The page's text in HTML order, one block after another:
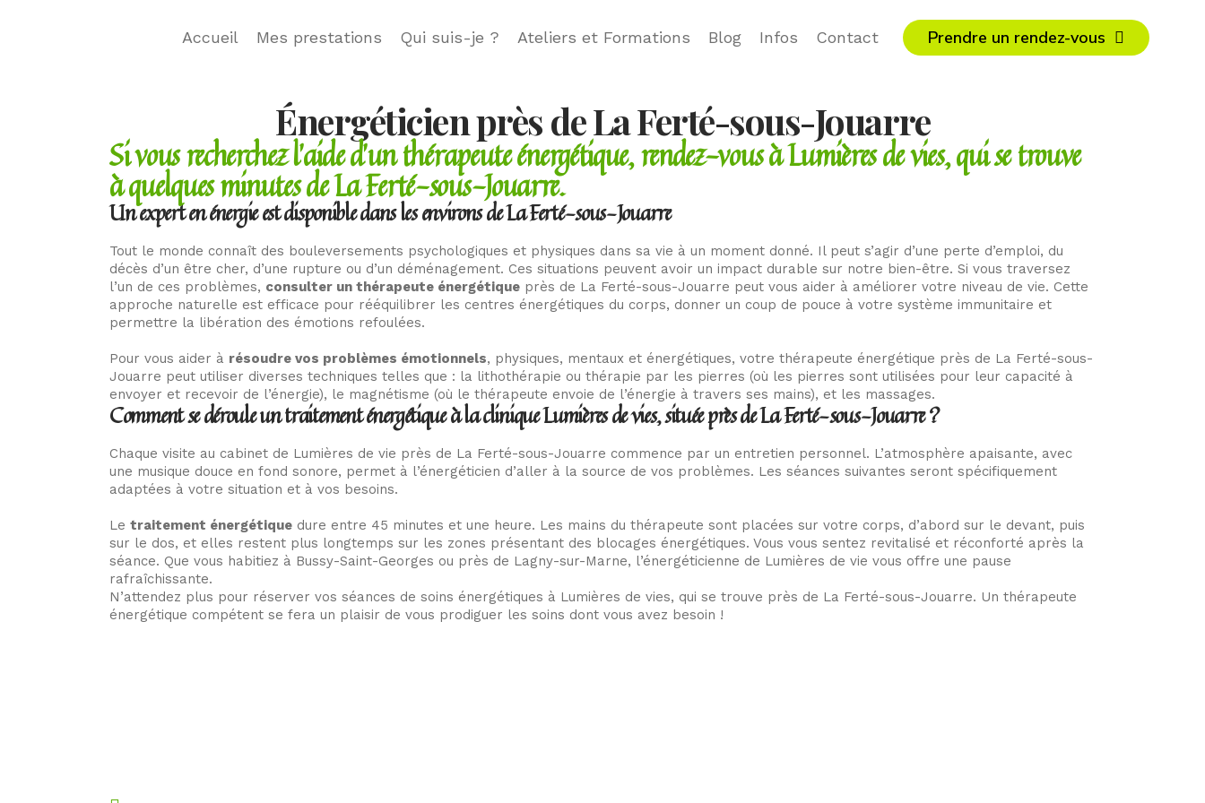
Prendre un rendez-vous
Accueil Mes prestations Qui suis-je ? Ateliers et Formations Blog Infos Contact
Énergéticien près de La Ferté-sous-Jouarre
Si vous recherchez l’aide d’un thérapeute énergétique, rendez-vous à Lumières de vies, qui se trouve
à quelques minutes de La Ferté-sous-Jouarre.
Un expert en énergie est disponible dans les environs de La Ferté-sous-Jouarre
Tout le monde connaît des bouleversements psychologiques et physiques dans sa vie à un moment donné. Il peut s’agir d’une perte d’emploi, du
décès d’un être cher, d’une rupture ou d’un déménagement. Ces situations peuvent avoir un impact durable sur notre bien-être. Si vous traversez
l’un de ces problèmes, consulter un thérapeute énergétique près de La Ferté-sous-Jouarre peut vous aider à améliorer votre niveau de vie. Cette
approche naturelle est efficace pour rééquilibrer les centres énergétiques du corps, donner un coup de pouce à votre système immunitaire et
permettre la libération des émotions refoulées.
Pour vous aider à résoudre vos problèmes émotionnels, physiques, mentaux et énergétiques, votre thérapeute énergétique près de La Ferté-sous-
Jouarre peut utiliser diverses techniques telles que : la lithothérapie ou thérapie par les pierres (où les pierres sont utilisées pour leur capacité à
envoyer et recevoir de l’énergie), le magnétisme (où le thérapeute envoie de l’énergie à travers ses mains), et les massages.
Comment se déroule un traitement énergétique à la clinique Lumières de vies, située près de La Ferté-sous-Jouarre ?
Chaque visite au cabinet de Lumières de vie près de La Ferté-sous-Jouarre commence par un entretien personnel. L’atmosphère apaisante, avec
une musique douce en fond sonore, permet à l’énergéticien d’aller à la source de vos problèmes. Les séances suivantes seront spécifiquement
adaptées à votre situation et à vos besoins.
Le traitement énergétique dure entre 45 minutes et une heure. Les mains du thérapeute sont placées sur votre corps, d’abord sur le devant, puis
sur le dos, et elles restent plus longtemps sur les zones présentant des blocages énergétiques. Vous vous sentez revitalisé et réconforté après la
séance. Que vous habitiez à Bussy-Saint-Georges ou près de Lagny-sur-Marne, l’énergéticienne de Lumières de vie vous offre une pause
rafraîchissante.
N’attendez plus pour réserver vos séances de soins énergétiques à Lumières de vies, qui se trouve près de La Ferté-sous-Jouarre. Un thérapeute
énergétique compétent se fera un plaisir de vous prodiguer les soins dont vous avez besoin !